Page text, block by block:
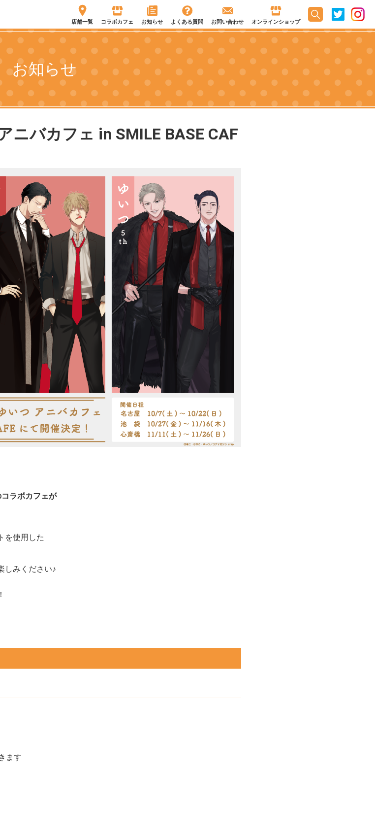
店舗一覧 コラボカフェ お知らせ よくある質問 お問い合わせ オンラインショップ
お知らせ
ニバカフェ in SMILE BASE CAF
ラボカフェが
を使用した
しみください♪
ます